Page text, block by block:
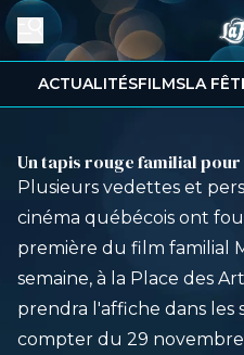
ACTUALITÉSFILMSLA
Un tapis rouge familial
Plusieurs vedettes et
cinéma québécois ont
première du film familial
semaine, à la Place des
prendra l'affiche dans les
compter du 29